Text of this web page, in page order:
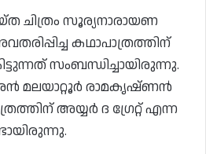
ചിത്രം സൂര്യനാരായണ
കഥാപാത്രത്തിന്
സംബന്ധിച്ചായിരുന്നു.
മലയാറ്റൂർ രാമകൃഷ്ണൻ
അയ്യർ ദ ഗ്രേറ്റ് എന്ന